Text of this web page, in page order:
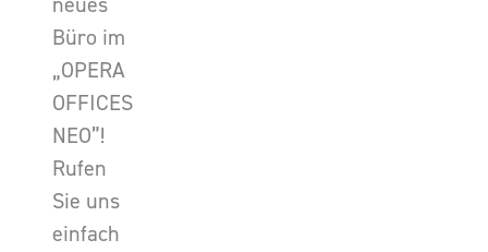
Büro im
„OPERA
OFFICES
NEO”!
Rufen
Sie uns
einfach